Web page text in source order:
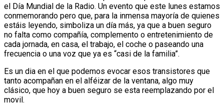
el Día Mundial de la Radio. Un evento que este lunes estamos
conmemorando pero que, para la inmensa mayoría de quienes
estáis leyendo, simboliza un día más, ya que a buen seguro
no falta como compañía, complemento o entretenimiento de
cada jornada, en casa, el trabajo, el coche o paseando una
frecuencia o una voz que ya es “casi de la familia”.
Es un dia en el que podemos evocar esos transistores que
tanto acompañan en el alféizar de la ventana, algo muy
clásico, que hoy a buen seguro se esta reemplazando por el
movil.